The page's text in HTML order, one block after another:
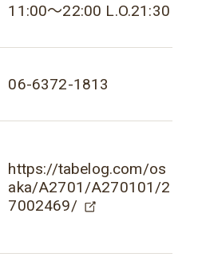
11:00～22:00 L.O.21:30
06-6372-1813
https://tabelog.com/os
aka/A2701/A270101/2
7002469/